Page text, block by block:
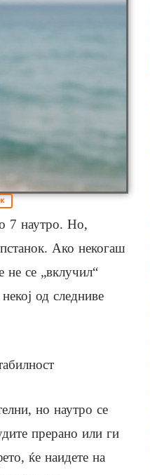
7 наутро. Но,
Ако некогаш
не се „вклучил“
од следниве
но наутро се
прерано или ги
ќе наидете на